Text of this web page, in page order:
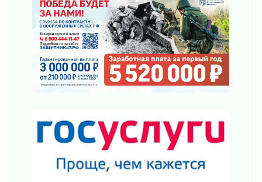
Без заявлений и очередей
01 августа 2026
Не женское это дело...уверены?
01 августа 2026
Все силы в кулак
01 августа 2026
Один в поле — не воин
01 августа 2026
Пик топливного кризиса в регионе прошёл
31 июля 2026